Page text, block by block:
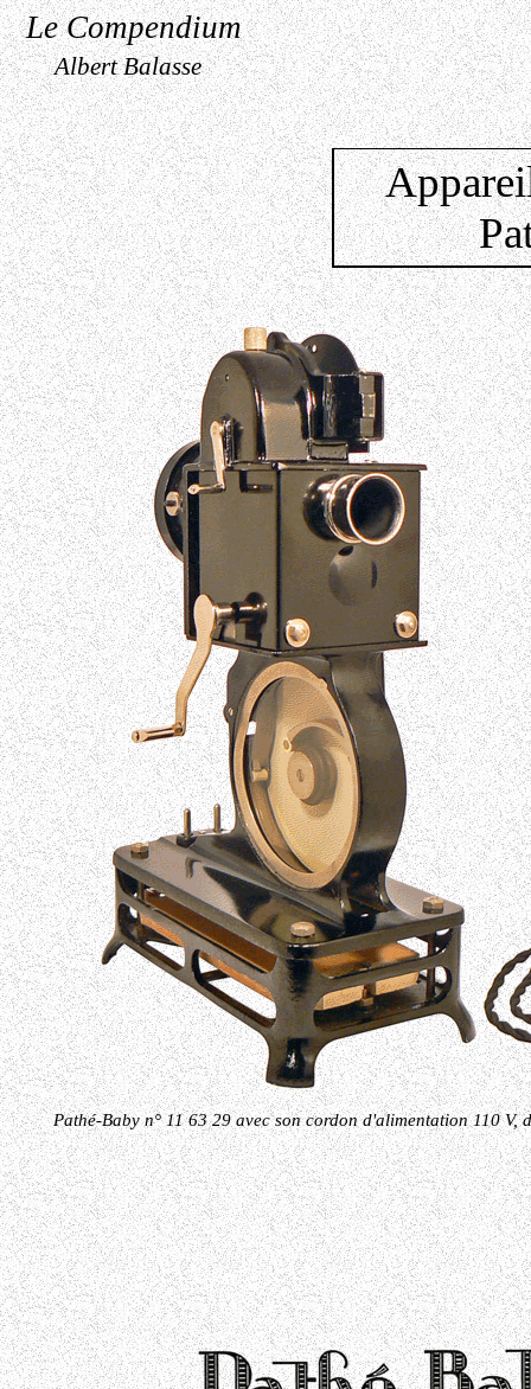
Le Compendium
Albert Balasse
Pathé-Baby n° 11 63 29 avec son cordon d'alimentation 110